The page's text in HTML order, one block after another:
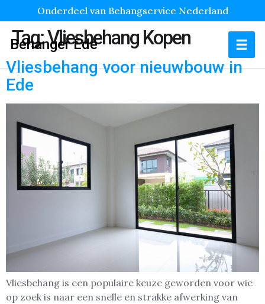
Onderdeel van Behangservice Nederland
Behanger Ede
Tag:Vliesbehang Kopen
Vliesbehang voor nieuwbouw in
Ede
Vliesbehang is een populaire keuze geworden voor wie
op zoek is naar een snelle en strakke afwerking van